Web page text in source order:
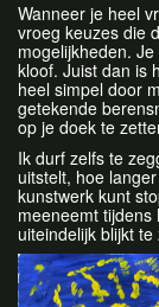
Wanneer je heel
vroeg keuzes die
mogelijkheden.
kloof. Juist dan is
heel simpel door
getekende
op je doek te
Ik durf zelfs te
uitstelt, hoe
kunstwerk kunt
meeneemt
uiteindelijk blijkt te